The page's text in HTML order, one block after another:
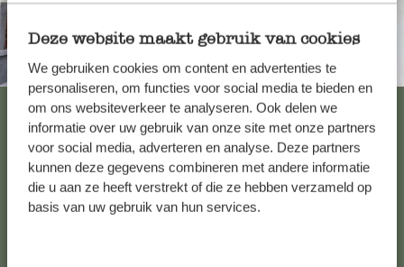
Deze website maakt gebruik van cookies
We gebruiken cookies om content en advertenties te
personaliseren, om functies voor social media te bieden en
om ons websiteverkeer te analyseren. Ook delen we
informatie over uw gebruik van onze site met onze partners
voor social media, adverteren en analyse. Deze partners
kunnen deze gegevens combineren met andere informatie
die u aan ze heeft verstrekt of die ze hebben verzameld op
basis van uw gebruik van hun services.
Immer in der Nähe
Alle 62 Geschäfte anzeigen
Kundenservice/Hilfe